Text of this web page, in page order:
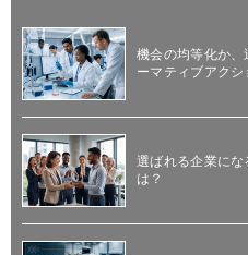
機会の均等化か
ーマティブアクシ
選ばれる企業にな
は？